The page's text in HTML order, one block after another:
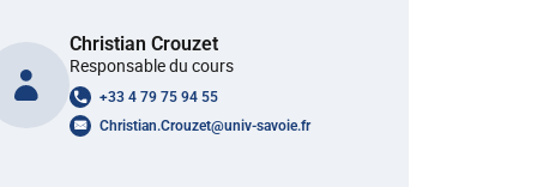
Christian Crouzet
Responsable du cours
+33 4 79 75 94 55
Christian.Crouzet@univ-savoie.fr